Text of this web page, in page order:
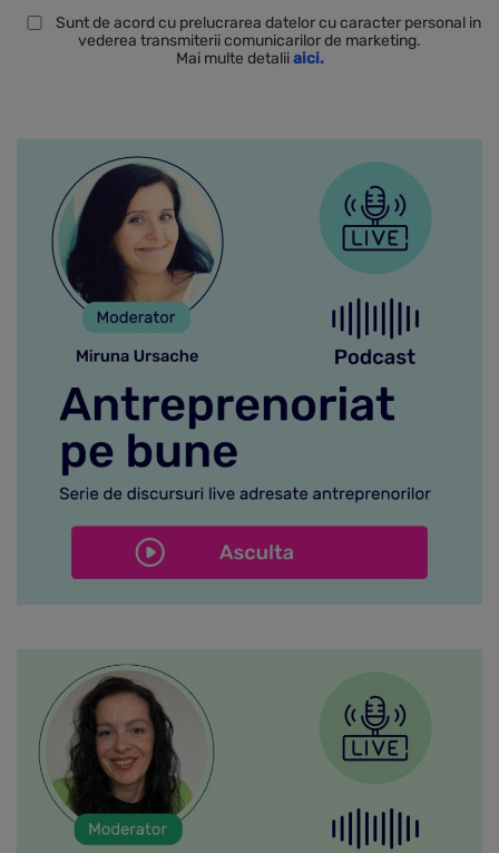
Sunt de acord cu prelucrarea datelor cu caracter personal in
vederea transmiterii comunicarilor de marketing.
Mai multe detaliiaici.